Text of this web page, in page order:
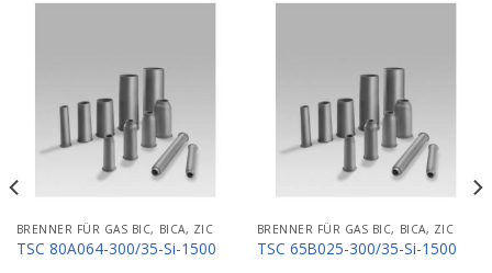
BRENNER FÜR GAS BIC, BICA, ZIC
TSC 80A064-300/35-Si-1500
BRENNER FÜR GAS BIC, BICA, ZIC
TSC 65B025-300/35-Si-1500